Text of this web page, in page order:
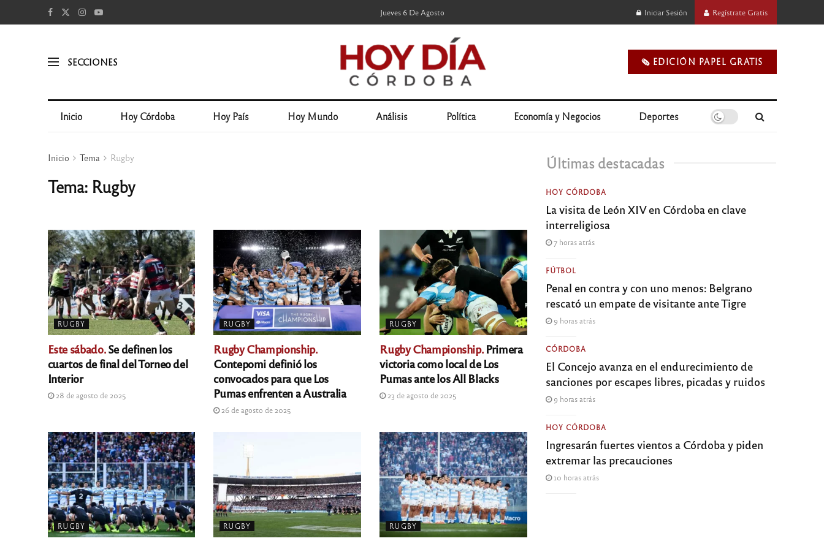
Jueves 6 De Agosto Iniciar Sesión Regístrate Gratis
SECCIONES 🗞️ EDICIÓN PAPEL GRATIS
Inicio Hoy Córdoba Hoy País Hoy Mundo Análisis Política Economía y Negocios Deportes
Inicio Tema Rugby
Tema: Rugby
RUGBY
Este sábado.Se definen los
cuartos de final del Torneo del
Interior
28 de agosto de 2025
RUGBY
Rugby Championship.
Contepomi definió los
convocados para que Los
Pumas enfrenten a Australia
26 de agosto de 2025
RUGBY
Rugby Championship.Primera
victoria como local de Los
Pumas ante los All Blacks
23 de agosto de 2025
RUGBY RUGBY RUGBY
Últimas destacadas
HOY CÓRDOBA
La visita de León XIV en Córdoba en clave
interreligiosa
7 horas atrás
FÚTBOL
Penal en contra y con uno menos: Belgrano
rescató un empate de visitante ante Tigre
9 horas atrás
CÓRDOBA
El Concejo avanza en el endurecimiento de
sanciones por escapes libres, picadas y ruidos
9 horas atrás
HOY CÓRDOBA
Ingresarán fuertes vientos a Córdoba y piden
extremar las precauciones
10 horas atrás